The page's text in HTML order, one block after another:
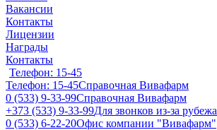
Вакансии
Контакты
Лицензии
Награды
Контакты
Телефон: 15-45
Телефон: 15-45Справочная Вивафарм
0 (533) 9-33-99Справочная Вивафарм
+373 (533) 9-33-99Для звонков из-за рубежа
0 (533) 6-22-20Офис компании "Вивафарм"